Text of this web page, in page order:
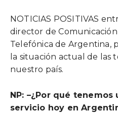
NOTICIAS POSITIVAS
director de
Telefónica de Argentina,
la situación actual de las
nuestro país.
NP: –¿Por qué tenemos
servicio hoy en